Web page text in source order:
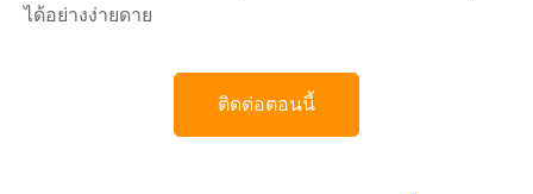
ได้อย่างง่ายดาย
ติดต่อตอนนี้